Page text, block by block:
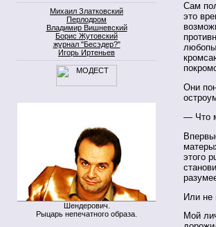
Михаил Златковский
Перлодром
Владимир Вишневский
Борис Жутовский
журнал "Бесэдер?"
Игорь Иртеньев
Шендерович.
Рыцарь непечатного образа.
Сам
это
Они
— Что
этого
Или не
Мой